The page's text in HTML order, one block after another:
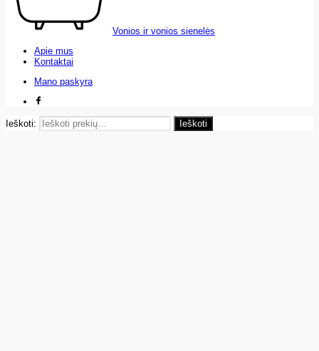
Vonios ir vonios sienelės
Apie mus
Kontaktai
Mano paskyra
Ieškoti: Ieškoti